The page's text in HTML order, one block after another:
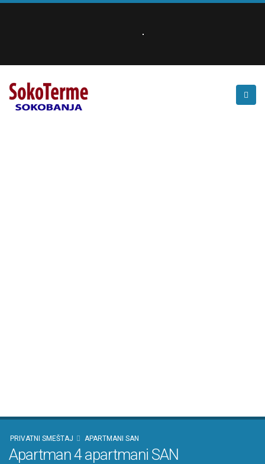
PRIVATNI SMEŠTAJ APARTMANI SAN
Apartman 4 apartmani SAN